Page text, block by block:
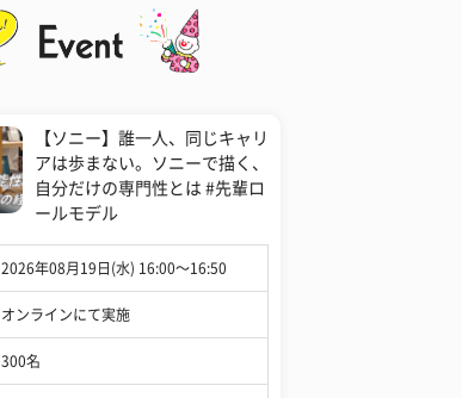
【ソニー】誰一人、同じキャリ
アは歩まない。ソニーで描く、
自分だけの専門性とは #先輩ロ
ールモデル
2026年08月19日(水) 16:00〜16:50
オンラインにて実施
300名